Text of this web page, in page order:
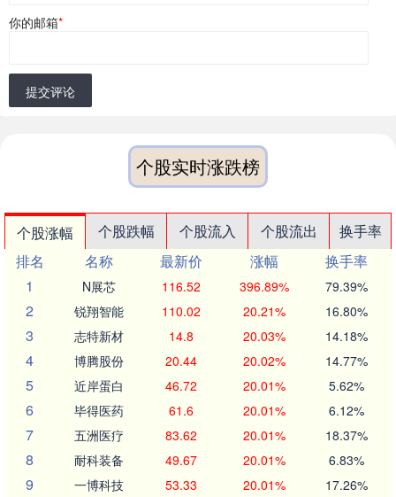
你的邮箱*
提交评论
个股实时涨跌榜
个股涨幅 个股跌幅 个股流入 个股流出
换手率
排名
名称 最新价 涨幅
换手率
1
N展芯 116.52 396.89% 79.39%
2 锐翔智能 110.02 20.21% 16.80%
3 志特新材 14.8 20.03% 14.18%
4 博腾股份 20.44 20.02% 14.77%
5 近岸蛋白 46.72 20.01% 5.62%
6 毕得医药 61.6 20.01% 6.12%
7 五洲医疗 83.62 20.01% 18.37%
8 耐科装备 49.67 20.01% 6.83%
9 一博科技 53.33 20.01% 17.26%